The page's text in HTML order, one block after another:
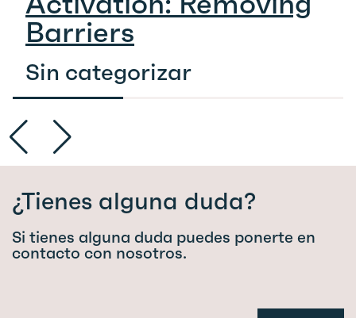
Barriers
Sin categorizar
¿Tienes alguna duda?
Si tienes alguna duda puedes ponerte en
contacto con nosotros.